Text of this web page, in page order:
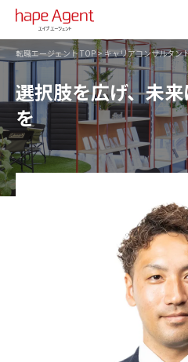
転職エージェント TOP>キャリアコンサルタン
選択肢を広げ、未
を